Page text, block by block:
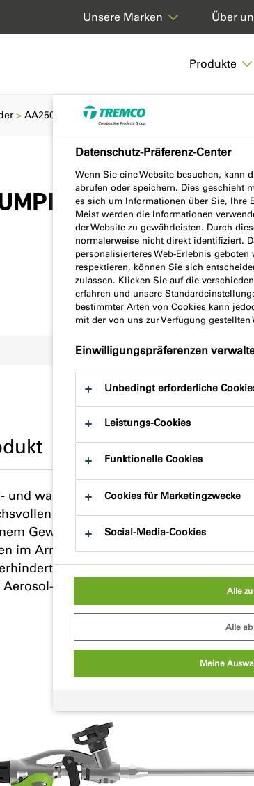
Produkte
Über
Unsere Marken
PRO
AA250 SCHAUMPISTOLE-PRO
Produktbeschreibung
und wasserbasierte Schäume wurde
Gebrauch entwickelt. Nach
Gewicht von nur 325 g zielt die AA250
im Arm zu reduzieren. Die "Unscrew
versehentliches Herausdrehen.
Dosen aus dem illbruck Füll-,
Datenschutz-Präferenz-Center
Wenn Sie eine Website besuchen, kann
abrufen oder speichern. Dies geschieht
es sich um Informationen über Sie, Ihre
Meist werden die Informationen
der Website zu gewährleisten. Durch
normalerweise nicht direkt identifiziert.
personalisierteres Web-Erlebnis
respektieren, können Sie sich
zulassen. Klicken Sie auf die
erfahren und unsere
bestimmter Arten von Cookies kann
mit der von uns zur Verfügung gestellten
Einwilligungspräferenzen
Unbedingt erforderliche
Leistungs-Cookies
Funktionelle Cookies
Cookies für Marketingzwecke
Social-Media-Cookies
Alle
Alle
Meine